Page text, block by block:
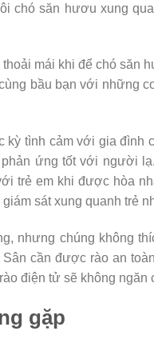
chó săn hươu xung
mái khi để chó săn
bầu bạn với những
tình cảm với gia đình
ứng tốt với người
trẻ em khi được hòa
sát xung quanh trẻ
nhưng chúng không
cần được rào an
điện tử sẽ không ngăn
gặp